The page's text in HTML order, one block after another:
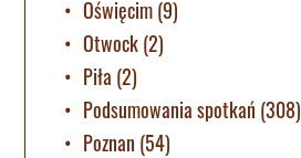
Oświęcim(9)
Otwock(2)
Piła (2)
Podsumowania spotkań (308)
Poznan (54)